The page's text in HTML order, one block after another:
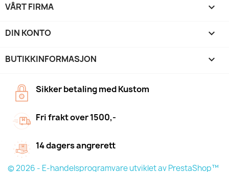
VÅRT FIRMA 
DIN KONTO 
BUTIKKINFORMASJON keyboard_arrow_down
Sikker betaling med Kustom
Fri frakt over 1500,-
14 dagers angrerett
© 2026 - E-handelsprogramvare utviklet av PrestaShop™